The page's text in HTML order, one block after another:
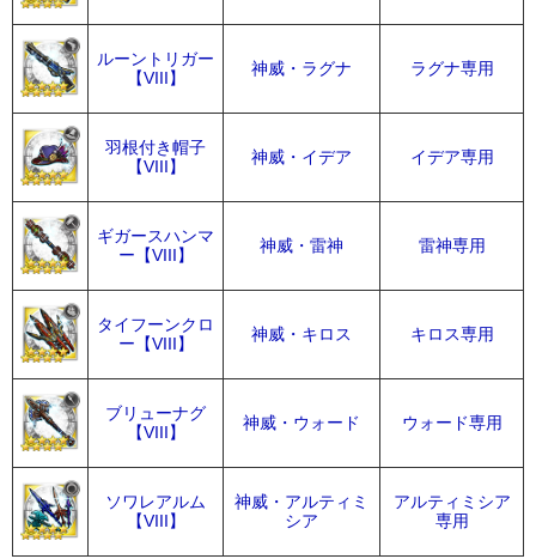
ルーントリガー
【VIII】
神威・ラグナ ラグナ専用
羽根付き帽子
【VIII】
神威・イデア イデア専用
ギガースハンマ
ー【VIII】
神威・雷神 雷神専用
タイフーンクロ
ー【VIII】
神威・キロス キロス専用
ブリューナグ
【VIII】
神威・ウォード ウォード専用
ソワレアルム
【VIII】
神威・アルティミ
シア
アルティミシア
専用